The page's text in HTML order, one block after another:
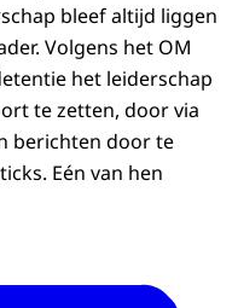
bleef altijd liggen
Volgens het OM
het leiderschap
te zetten, door via
berichten door te
Eén van hen